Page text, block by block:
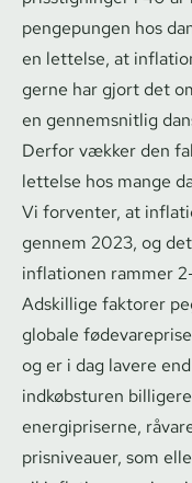
pengepungen hos
en lettelse, at
ger­ne har gjort det
en gennemsnitlig
Derfor vækker den
lettelse hos mange
Vi forventer, at
gennem 2023, og
inflationen rammer
Adskillige faktorer
globale
og er i dag lavere
indkøbsturen
energipriserne,
prisniveauer, som